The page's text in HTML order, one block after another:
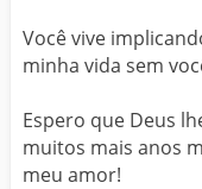
Você vive
minha vida sem
Espero que Deus
muitos mais anos
meu amor!